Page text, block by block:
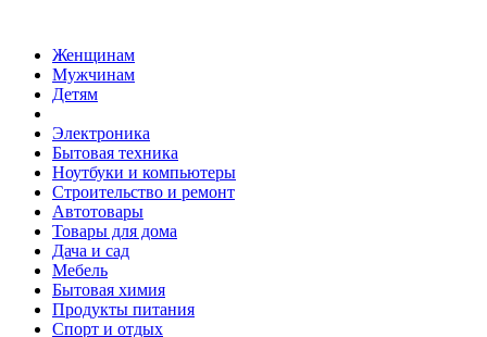
Женщинам
Мужчинам
Детям
Электроника
Бытовая техника
Ноутбуки и компьютеры
Строительство и ремонт
Автотовары
Товары для дома
Дача и сад
Мебель
Бытовая химия
Продукты питания
Спорт и отдых